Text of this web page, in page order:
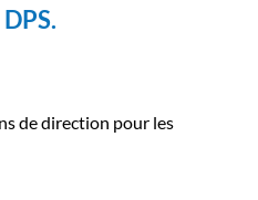
de direction pour les